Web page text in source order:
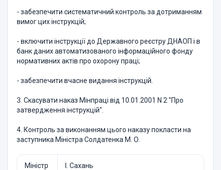
- забезпечити систематичний контроль за дотриманням
вимог цих інструкцій;
- включити інструкції до Державного реєстру ДНАОП і в
банк даних автоматизованого інформаційного фонду
нормативних актів про охорону праці;
- забезпечити вчасне видання інструкцій.
3. Скасувати наказ Мінпраці від 10.01.2001 N 2 "Про
затвердження інструкцій".
4. Контроль за виконанням цього наказу покласти на
заступника Міністра Солдатенка М. О.
Міністр І. Сахань